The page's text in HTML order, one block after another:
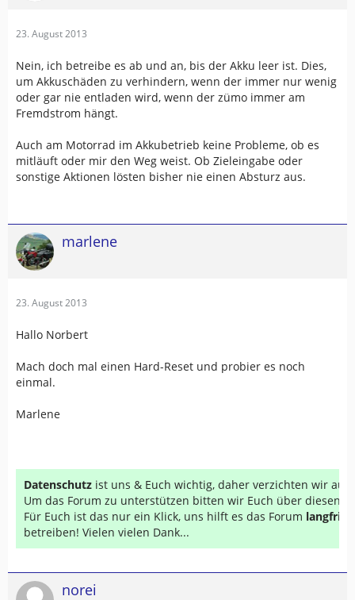
23. August 2013
Nein, ich betreibe es ab und an, bis der Akku leer ist. Dies,
um Akkuschäden zu verhindern, wenn der immer nur wenig
oder gar nie entladen wird, wenn der zümo immer am
Fremdstrom hängt.
Auch am Motorrad im Akkubetrieb keine Probleme, ob es
mitläuft oder mir den Weg weist. Ob Zieleingabe oder
sonstige Aktionen lösten bisher nie einen Absturz aus.
marlene
23. August 2013
Hallo Norbert
Mach doch mal einen Hard-Reset und probier es noch
einmal.
Marlene
Datenschutz ist uns & Euch wichtig, daher verzichten wir auf
Um das Forum zu unterstützen bitten wir Euch über diesen
Für Euch ist das nur ein Klick, uns hilft es das Forum
betreiben! Vielen vielen Dank...
norei